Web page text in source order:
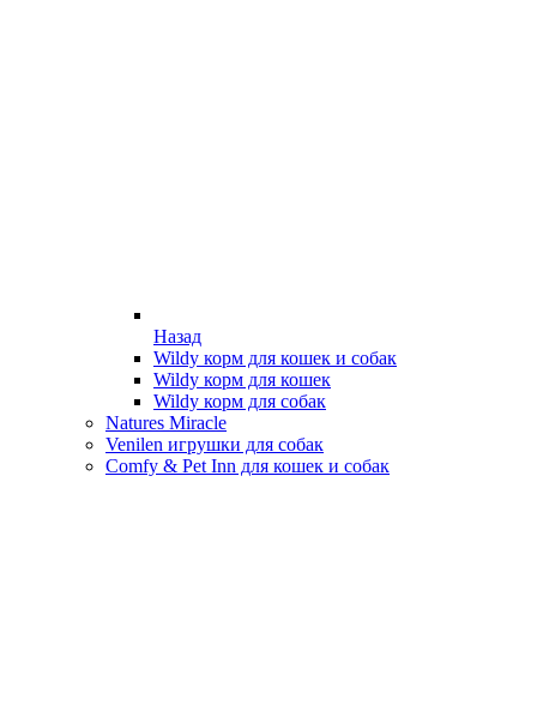
Назад
Wildy корм для кошек и собак
Wildy корм для кошек
Wildy корм для собак
Natures Miracle
Venilen игрушки для собак
Comfy & Pet Inn для кошек и собак